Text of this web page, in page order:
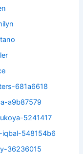
681a6618
a9b87579
5241417
548154b6
36236015